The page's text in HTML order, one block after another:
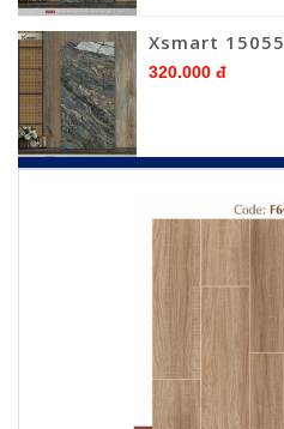
Xsmart 15055
320.000 đ